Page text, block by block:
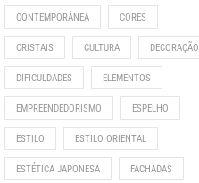
CONTEMPORÂNEA CORES
CRISTAIS CULTURA DECORAÇÃO
DIFICULDADES ELEMENTOS
EMPREENDEDORISMO ESPELHO
ESTILO ESTILO ORIENTAL
ESTÉTICA JAPONESA FACHADAS